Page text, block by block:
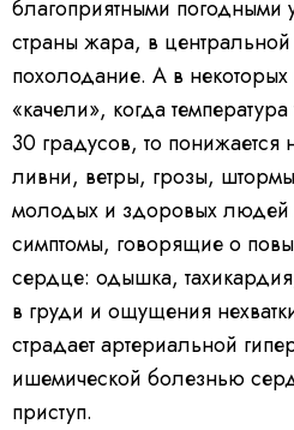
благоприятными
страны жара, в центральной
похолодание. А в некоторых
«качели», когда
30 градусов, то
ливни, ветры, грозы,
молодых и здоровых людей
симптомы, говорящие о
сердце: одышка,
в груди и ощущения
страдает артериальной
ишемической болезнью
приступ.